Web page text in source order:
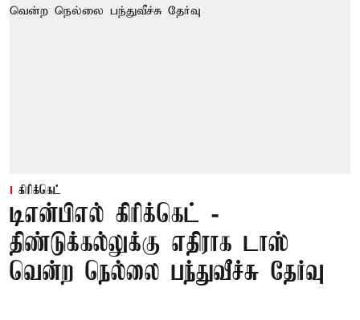
கிரிக்கெட்
டிஎன்பிஎல் கிரிக்கெட் -
திண்டுக்கல்லுக்கு எதிராக டாஸ்
வென்ற நெல்லை பந்துவீச்சு தேர்வு